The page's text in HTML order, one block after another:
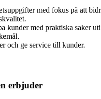
med fokus på att
kunder med praktiska saker
och ge service till kunder.
erbjuder